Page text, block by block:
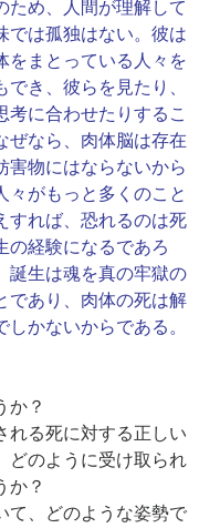
ため、人間が理解して
では孤独はない。彼は
をまとっている人々を
き、彼らを見たり、
考に合わせたりするこ
ぜなら、肉体脳は存在
害物にはならないから
々がもっと多くのこと
すれば、恐れるのは死
の経験になるであろ
誕生は魂を真の牢獄の
であり、肉体の死は解
しかないからである。
か？
れる死に対する正しい
どのように受け取られ
か？
て、どのような姿勢で